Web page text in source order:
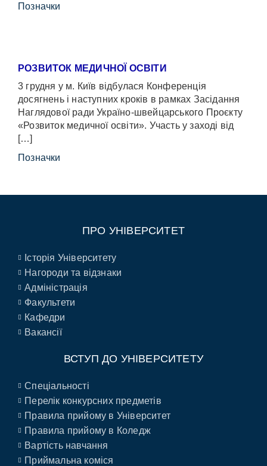
Позначки
РОЗВИТОК МЕДИЧНОЇ ОСВІТИ
3 грудня у м. Київ відбулася Конференція
досягнень і наступних кроків в рамках Засідання
Наглядової ради Україно-швейцарського Проєкту
«Розвиток медичної освіти». Участь у заході від
[…]
Позначки
ПРО УНІВЕРСИТЕТ
Історія Університету
Нагороди та відзнаки
Адміністрація
Факультети
Кафедри
Вакансії
ВСТУП ДО УНІВЕРСИТЕТУ
Спеціальності
Перелік конкурсних предметів
Правила прийому в Університет
Правила прийому в Коледж
Вартість навчання
Приймальна коміся